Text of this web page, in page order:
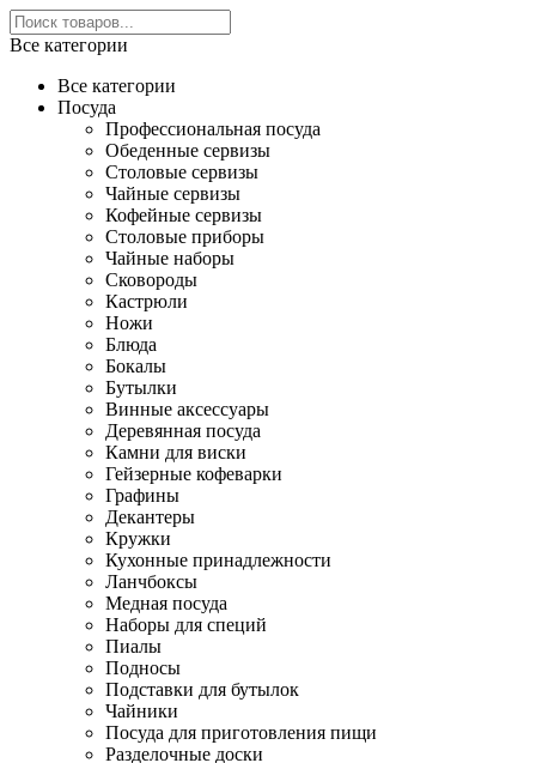
Все категории
Все категории
Посуда
Профессиональная посуда
Обеденные сервизы
Столовые сервизы
Чайные сервизы
Кофейные сервизы
Столовые приборы
Чайные наборы
Сковороды
Кастрюли
Ножи
Блюда
Бокалы
Бутылки
Винные аксессуары
Деревянная посуда
Камни для виски
Гейзерные кофеварки
Графины
Декантеры
Кружки
Кухонные принадлежности
Ланчбоксы
Медная посуда
Наборы для специй
Пиалы
Подносы
Подставки для бутылок
Чайники
Посуда для приготовления пищи
Разделочные доски